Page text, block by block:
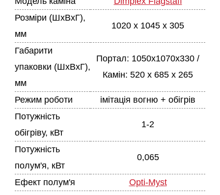
Розміри (ШхВхГ),
мм
1020 x 1045 x 305
Габарити
упаковки (ШхВхГ),
мм
Портал: 1050x1070x330 /
Камін: 520 x 685 x 265
Режим роботи
імітація вогню + обігрів
Потужність
обігріву, кВт
1-2
Потужність
полум'я, кВт
0,065
Ефект полум'я
Opti-Myst